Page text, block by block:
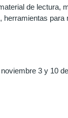
de lectura,
herramientas para
3 y 10